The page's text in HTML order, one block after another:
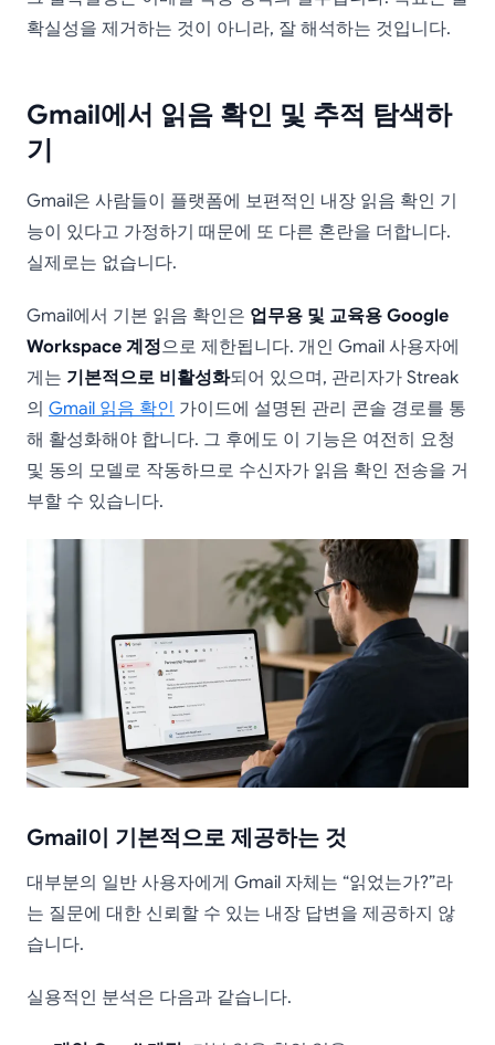
확실성을 제거하는 것이 아니라, 잘 해석하는 것입니다.
Gmail에서 읽음 확인 및 추적 탐색하
기
Gmail은 사람들이 플랫폼에 보편적인 내장 읽음 확인 기
능이 있다고 가정하기 때문에 또 다른 혼란을 더합니다.
실제로는 없습니다.
Gmail에서 기본 읽음 확인은 업무용 및 교육용 Google
Workspace 계정으로 제한됩니다. 개인 Gmail 사용자에
게는 기본적으로 비활성화되어 있으며, 관리자가 Streak
의 Gmail 읽음 확인 가이드에 설명된 관리 콘솔 경로를 통
해 활성화해야 합니다. 그 후에도 이 기능은 여전히 요청
및 동의 모델로 작동하므로 수신자가 읽음 확인 전송을 거
부할 수 있습니다.
Gmail이 기본적으로 제공하는 것
대부분의 일반 사용자에게 Gmail 자체는 “읽었는가?”라
는 질문에 대한 신뢰할 수 있는 내장 답변을 제공하지 않
습니다.
실용적인 분석은 다음과 같습니다.